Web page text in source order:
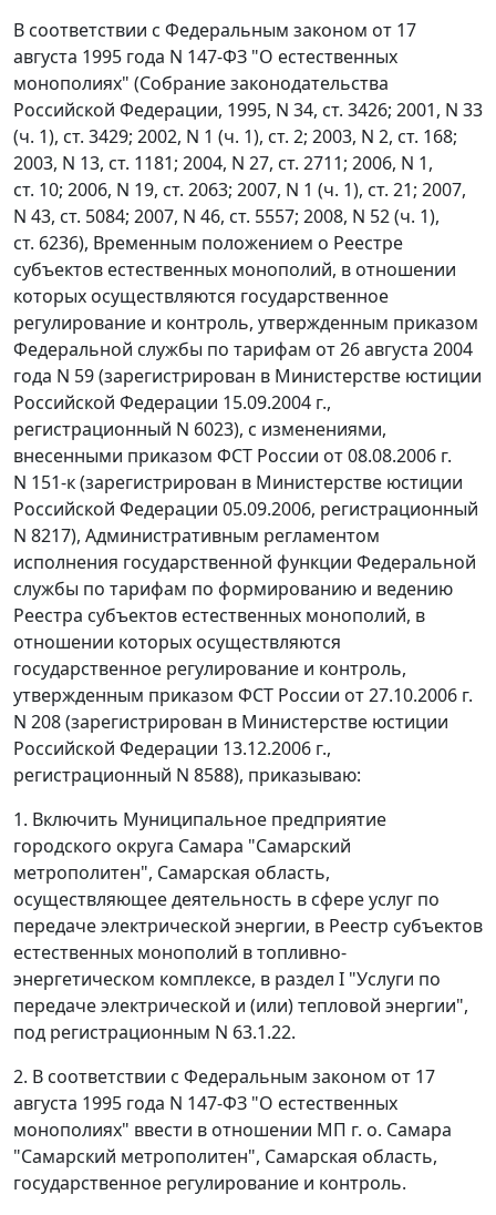
В соответствии с Федеральным законом от 17
августа 1995 года N 147-ФЗ "О естественных
монополиях" (Собрание законодательства
Российской Федерации, 1995, N 34, ст. 3426; 2001, N 33
(ч. 1), ст. 3429; 2002, N 1 (ч. 1), ст. 2; 2003, N 2, ст. 168;
2003, N 13, ст. 1181; 2004, N 27, ст. 2711; 2006, N 1,
ст. 10; 2006, N 19, ст. 2063; 2007, N 1 (ч. 1), ст. 21; 2007,
N 43, ст. 5084; 2007, N 46, ст. 5557; 2008, N 52 (ч. 1),
ст. 6236), Временным положением о Реестре
субъектов естественных монополий, в отношении
которых осуществляются государственное
регулирование и контроль, утвержденным приказом
Федеральной службы по тарифам от 26 августа 2004
года N 59 (зарегистрирован в Министерстве юстиции
Российской Федерации 15.09.2004 г.,
регистрационный N 6023), с изменениями,
внесенными приказом ФСТ России от 08.08.2006 г.
N 151-к (зарегистрирован в Министерстве юстиции
Российской Федерации 05.09.2006, регистрационный
N 8217), Административным регламентом
исполнения государственной функции Федеральной
службы по тарифам по формированию и ведению
Реестра субъектов естественных монополий, в
отношении которых осуществляются
государственное регулирование и контроль,
утвержденным приказом ФСТ России от 27.10.2006 г.
N 208 (зарегистрирован в Министерстве юстиции
Российской Федерации 13.12.2006 г.,
регистрационный N 8588), приказываю:
1. Включить Муниципальное предприятие
городского округа Самара "Самарский
метрополитен", Самарская область,
осуществляющее деятельность в сфере услуг по
передаче электрической энергии, в Реестр субъектов
естественных монополий в топливно-
энергетическом комплексе, в раздел I "Услуги по
передаче электрической и (или) тепловой энергии",
под регистрационным N 63.1.22.
2. В соответствии с Федеральным законом от 17
августа 1995 года N 147-ФЗ "О естественных
монополиях" ввести в отношении МП г. о. Самара
"Самарский метрополитен", Самарская область,
государственное регулирование и контроль.